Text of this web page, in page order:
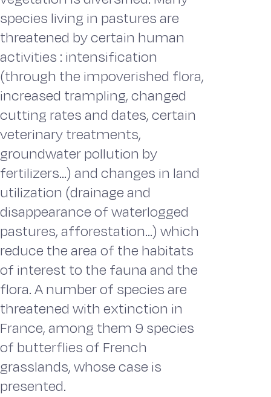
species living in pastures are
threatened by certain human
activities : intensification
(through the impoverished flora,
increased trampling, changed
cutting rates and dates, certain
veterinary treatments,
groundwater pollution by
fertilizers...) and changes in land
utilization (drainage and
disappearance of waterlogged
pastures, afforestation...) which
reduce the area of the habitats
of interest to the fauna and the
flora. A number of species are
threatened with extinction in
France, among them 9 species
of butterflies of French
grasslands, whose case is
presented.